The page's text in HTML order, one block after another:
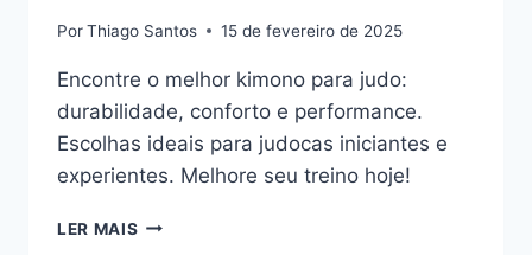
PorThiago Santos 15 de fevereiro de 2025
Encontre o melhor kimono para judo:
durabilidade, conforto e performance.
Escolhas ideais para judocas iniciantes e
experientes. Melhore seu treino hoje!
LER MAIS OS